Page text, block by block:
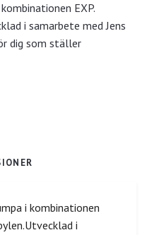
EXP.
i samarbete med Jens
dig som ställer
i kombinationen
i